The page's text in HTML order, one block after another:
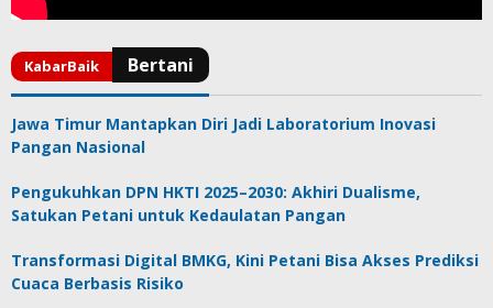
Jawa Timur Mantapkan Diri Jadi Laboratorium Inovasi
Pangan Nasional
Pengukuhkan DPN HKTI 2025–2030: Akhiri Dualisme,
Satukan Petani untuk Kedaulatan Pangan
Transformasi Digital BMKG, Kini Petani Bisa Akses Prediksi
Cuaca Berbasis Risiko